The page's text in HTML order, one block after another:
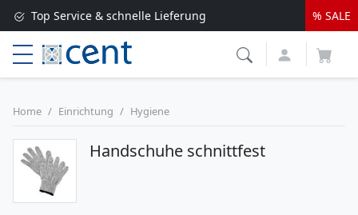
Top Service & schnelle Lieferung
Versandkostenfrei ab 250 EUR*
Lieferung nur 1-2 Werktage
% SALE
Home Einrichtung Hygiene
Handschuhe schnittfest